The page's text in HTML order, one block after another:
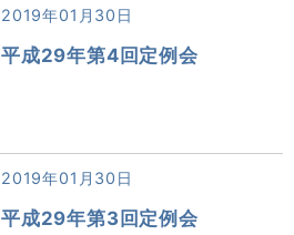
2019年01月30日
平成29年第4回定例会
2019年01月30日
平成29年第3回定例会